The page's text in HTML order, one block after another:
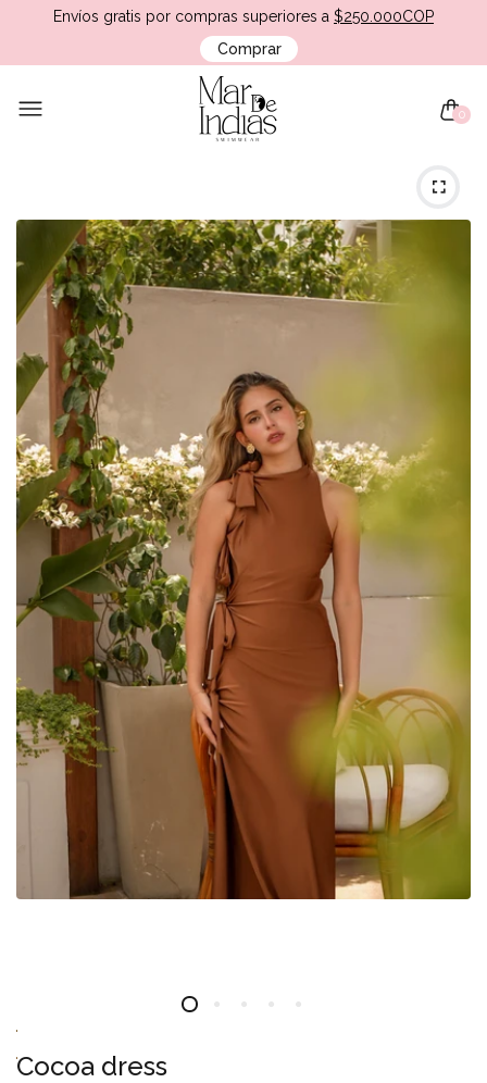
Envíos gratis por compras superiores a $250.000COP
Comprar
0
Cocoa dress